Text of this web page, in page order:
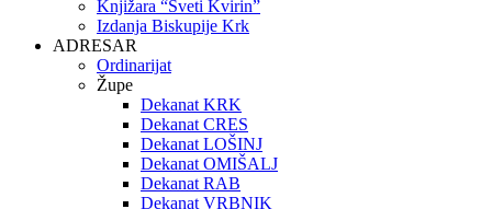
Knjižara “Sveti Kvirin”
Izdanja Biskupije Krk
ADRESAR
Ordinarijat
Župe
Dekanat KRK
Dekanat CRES
Dekanat LOŠINJ
Dekanat OMIŠALJ
Dekanat RAB
Dekanat VRBNIK